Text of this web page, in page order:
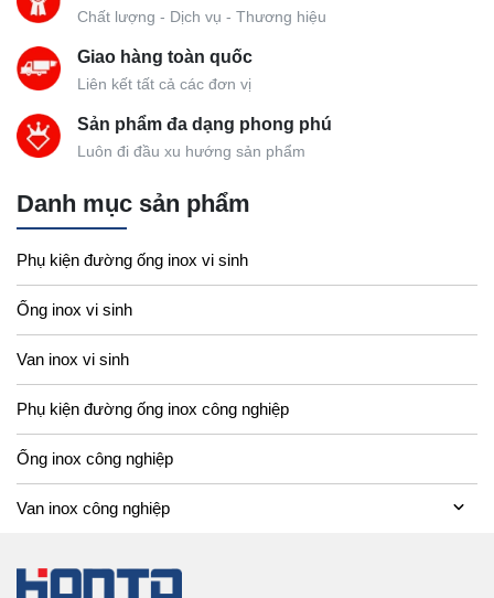
Chất lượng - Dịch vụ - Thương hiệu
Giao hàng toàn quốc
Liên kết tất cả các đơn vị
Sản phẩm đa dạng phong phú
Luôn đi đầu xu hướng sản phẩm
Danh mục sản phẩm
Phụ kiện đường ống inox vi sinh
Ống inox vi sinh
Van inox vi sinh
Phụ kiện đường ống inox công nghiệp
Ống inox công nghiệp
Van inox công nghiệp